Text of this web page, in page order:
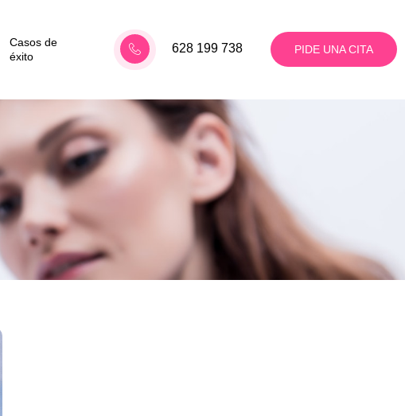
Casos de
éxito
628 199 738 PIDE UNA CITA